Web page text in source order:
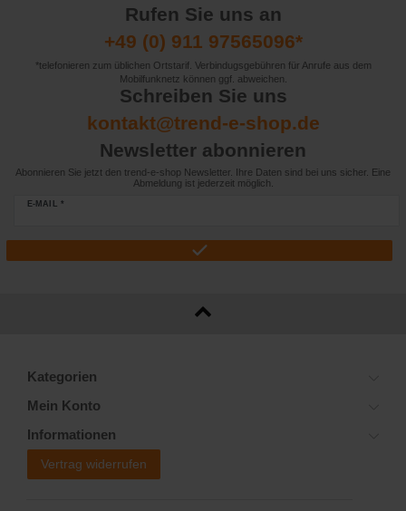
Rufen Sie uns an
+49 (0) 911 97565096*
*telefonieren zum üblichen Ortstarif. Verbindugsgebühren für Anrufe aus dem
Mobilfunknetz können ggf. abweichen.
Schreiben Sie uns
kontakt@trend-e-shop.de
Newsletter abonnieren
Abonnieren Sie jetzt den trend-e-shop Newsletter. Ihre Daten sind bei uns sicher. Eine
Abmeldung ist jederzeit möglich.
E-MAIL *
Kategorien
Mein Konto
Informationen
Vertrag widerrufen